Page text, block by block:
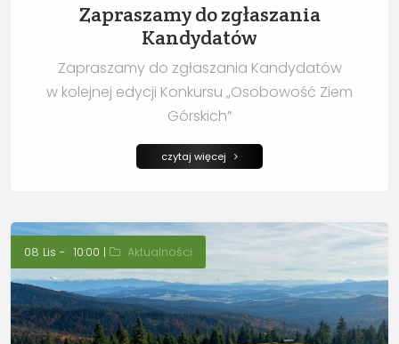
Zapraszamy do zgłaszania
Kandydatów
Zapraszamy do zgłaszania Kandydatów
w kolejnej edycji Konkursu „Osobowość Ziem
Górskich”
08 Lis - 10:00 | Aktualności